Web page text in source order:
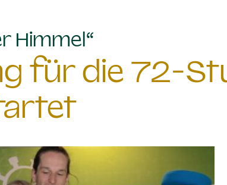
Himmel“
für die 72-